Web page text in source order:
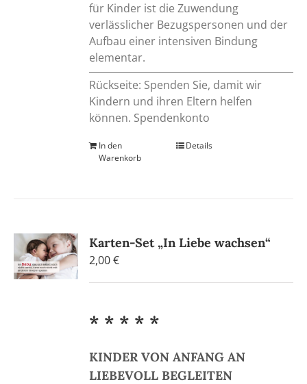
für Kinder ist die Zuwendung
verlässlicher Bezugspersonen und der
Aufbau einer intensiven Bindung
elementar.
Rückseite: Spenden Sie, damit wir
Kindern und ihren Eltern helfen
können. Spendenkonto
In den
Warenkorb
Details
Karten-Set „In Liebe wachsen“
2,00€
* * * * *
KINDER VON ANFANG AN
LIEBEVOLL BEGLEITEN